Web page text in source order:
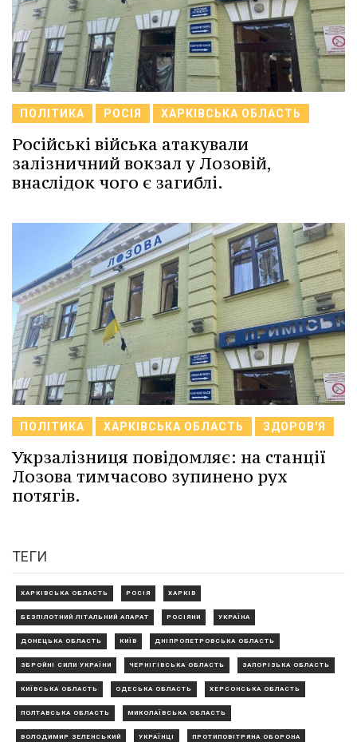
ПОЛІТИКА РОСІЯ ХАРКІВСЬКА ОБЛАСТЬ
Російські війська атакували
залізничний вокзал у Лозовій,
внаслідок чого є загиблі.
ПОЛІТИКА ХАРКІВСЬКА ОБЛАСТЬ ЗДОРОВ'Я
Укрзалізниця повідомляє: на станції
Лозова тимчасово зупинено рух
потягів.
ТЕГИ
ХАРКІВСЬКА ОБЛАСТЬ РОСІЯ ХАРКІВ
БЕЗПІЛОТНИЙ ЛІТАЛЬНИЙ АПАРАТ РОСІЯНИ УКРАЇНА
ДОНЕЦЬКА ОБЛАСТЬ КИЇВ ДНІПРОПЕТРОВСЬКА ОБЛАСТЬ
ЗБРОЙНІ СИЛИ УКРАЇНИ ЧЕРНІГІВСЬКА ОБЛАСТЬ ЗАПОРІЗЬКА ОБЛАСТЬ
КИЇВСЬКА ОБЛАСТЬ ОДЕСЬКА ОБЛАСТЬ ХЕРСОНСЬКА ОБЛАСТЬ
ПОЛТАВСЬКА ОБЛАСТЬ МИКОЛАЇВСЬКА ОБЛАСТЬ
ВОЛОДИМИР ЗЕЛЕНСЬКИЙ УКРАЇНЦІ ПРОТИПОВІТРЯНА ОБОРОНА